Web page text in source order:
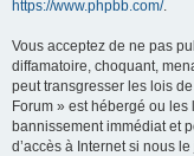
https://www.phpbb.com/.
Vous acceptez de ne pas
diffamatoire, choquant,
peut transgresser les lois
Forum » est hébergé ou
bannissement immédiat et
d’accès à Internet si nous